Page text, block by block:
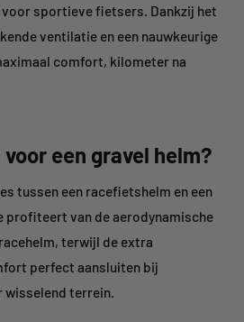
sportieve fietsers. Dankzij het
ventilatie en een nauwkeurige
comfort, kilometer na
een gravel helm?
tussen een racefietshelm en een
profiteert van de aerodynamische
terwijl de extra
perfect aansluiten bij
terrein.